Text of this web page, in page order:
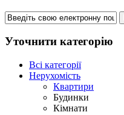
Уточнити категорію
Всі категорії
Нерухомість
Квартири
Будинки
Кімнати